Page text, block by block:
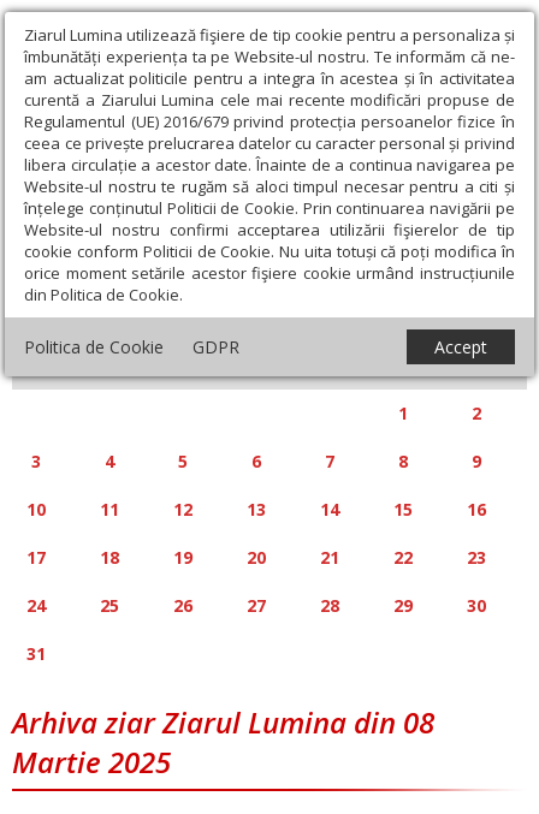
Ziarul Lumina utilizează fişiere de tip cookie pentru a personaliza și
îmbunătăți experiența ta pe Website-ul nostru. Te informăm că ne-
am actualizat politicile pentru a integra în acestea și în activitatea
curentă a Ziarului Lumina cele mai recente modificări propuse de
Regulamentul (UE) 2016/679 privind protecția persoanelor fizice în
ceea ce privește prelucrarea datelor cu caracter personal și privind
libera circulație a acestor date. Înainte de a continua navigarea pe
Website-ul nostru te rugăm să aloci timpul necesar pentru a citi și
înțelege conținutul Politicii de Cookie. Prin continuarea navigării pe
Website-ul nostru confirmi acceptarea utilizării fişierelor de tip
cookie conform Politicii de Cookie. Nu uita totuși că poți modifica în
orice moment setările acestor fişiere cookie urmând instrucțiunile
din Politica de Cookie.
Politica de Cookie GDPR Accept
Calendar articole
« »
MARTIE 2025
S D
1 2
3 4 5 6 7 8 9
10 11 12 13 14 15 16
17 18 19 20 21 22 23
24 25 26 27 28 29 30
31
Arhiva ziar Ziarul Lumina din 08
Martie 2025